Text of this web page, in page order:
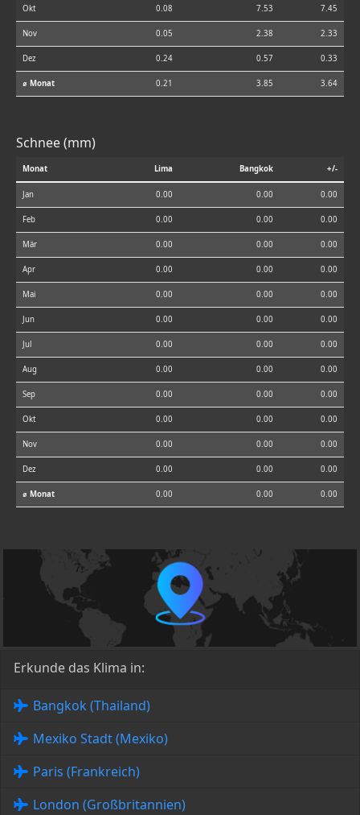
Okt 0.08 7.53 7.45
Nov 0.05 2.38 2.33
Dez 0.24 0.57 0.33
⌀ Monat 0.21 3.85 3.64
Schnee (mm)
Monat Lima Bangkok +/-
Jan 0.00 0.00 0.00
Feb 0.00 0.00 0.00
Mär 0.00 0.00 0.00
Apr 0.00 0.00 0.00
Mai 0.00 0.00 0.00
Jun 0.00 0.00 0.00
Jul 0.00 0.00 0.00
Aug 0.00 0.00 0.00
Sep 0.00 0.00 0.00
Okt 0.00 0.00 0.00
Nov 0.00 0.00 0.00
Dez 0.00 0.00 0.00
⌀ Monat 0.00 0.00 0.00
Erkunde das Klima in:
Bangkok (Thailand)
Mexiko Stadt (Mexiko)
Paris (Frankreich)
London (Großbritannien)